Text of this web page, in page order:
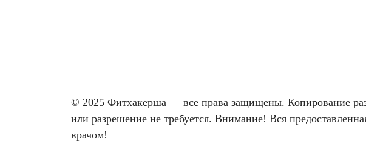
© 2025 Фитхакерша — все права защищены. Копирование
или разрешение не требуется. Внимание! Вся
врачом!